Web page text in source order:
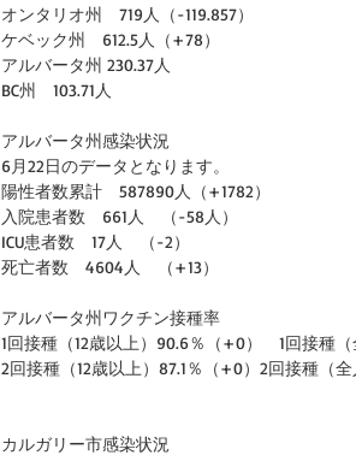
オンタリオ州　719人（-119.857）
ケベック州　612.5人（+78）
アルバータ州 230.37人
BC州　103.71人
アルバータ州感染状況
6月22日のデータとなります。
陽性者数累計　587890人（+1782）
入院患者数　661人　（-58人）
ICU患者数　17人　（-2）
死亡者数　4604人　（+13）
アルバータ州ワクチン接種率
1回接種（12歳以上）90.6％（+0）　1回接種（
2回接種（12歳以上）87.1％（+0）2回接種（全
カルガリー市感染状況